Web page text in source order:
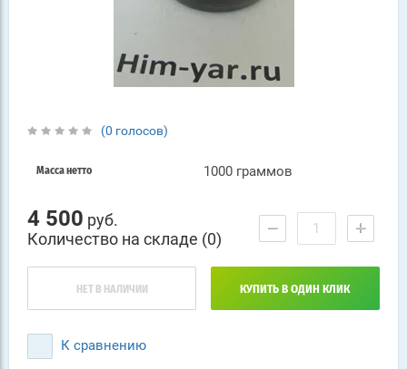
(0 голосов)
Масса нетто 1000 граммов
4 500 руб.
Количество на складе (0)
− +
НЕТ В НАЛИЧИИ КУПИТЬ В ОДИН КЛИК
К сравнению